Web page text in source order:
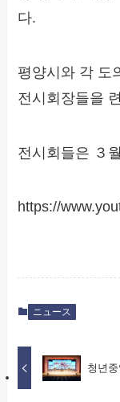
다.
평양시와 각 도
전시회장들을
전시회들은 ３
https://
ニュース
청년